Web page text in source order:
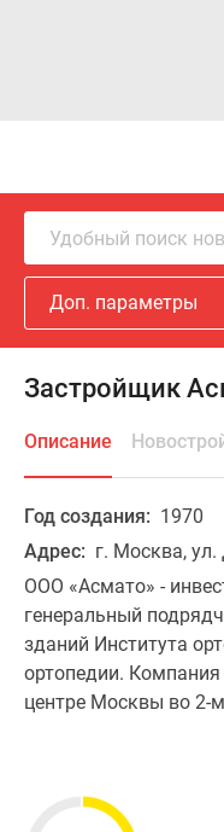
Удобный поиск
Доп. параметры
Застройщик
Описание
Год создания: 1970
Адрес: г. Москва,
ООО «Асмато» -
генеральный
зданий Института
ортопедии.
центре Москвы во 2-